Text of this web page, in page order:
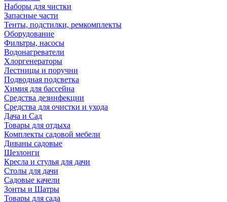
Наборы для чистки
Запасные части
Тенты, подстилки, ремкомплекты
Оборудование
Фильтры, насосы
Водонагреватели
Хлоргенераторы
Лестницы и поручни
Подводная подсветка
Химия для бассейна
Средства дезинфекции
Средства для очистки и ухода
Дача и Сад
Товары для отдыха
Комплекты садовой мебели
Диваны садовые
Шезлонги
Кресла и стулья для дачи
Столы для дачи
Садовые качели
Зонты и Шатры
Товары для сада